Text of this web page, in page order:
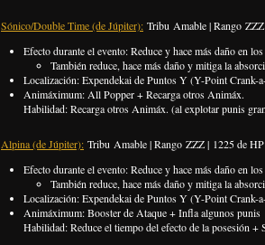
Sónico/Double Time (de Júpiter): Tribu Amable | Rango
Efecto durante el evento: Reduce y hace más daño en
También reduce, hace más daño y mitiga la
Localización: Expendekai de Puntos Y (Y-Point Crank-
Animáximum: All Popper + Recarga otros Animáx.
Habilidad: Recarga otros Animáx. (al explotar punis
Alpina (de Júpiter): Tribu Amable | Rango ZZZ | 1225 de
Efecto durante el evento: Reduce y hace más daño en
También reduce, hace más daño y mitiga la
Localización: Expendekai de Puntos Y (Y-Point Crank-
Animáximum: Booster de Ataque + Infla algunos punis
Habilidad: Reduce el tiempo del efecto de la posesión